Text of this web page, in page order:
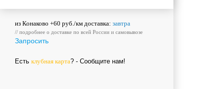
из Конаково +60 руб./км доставка: завтра
// подробнее о доставке по всей России и самовывозе
Запросить
Есть клубная карта? - Сообщите нам!